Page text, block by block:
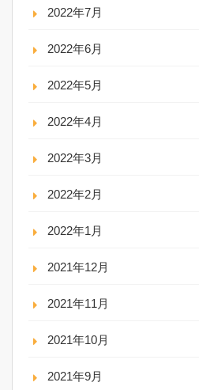
2022年7月
2022年6月
2022年5月
2022年4月
2022年3月
2022年2月
2022年1月
2021年12月
2021年11月
2021年10月
2021年9月